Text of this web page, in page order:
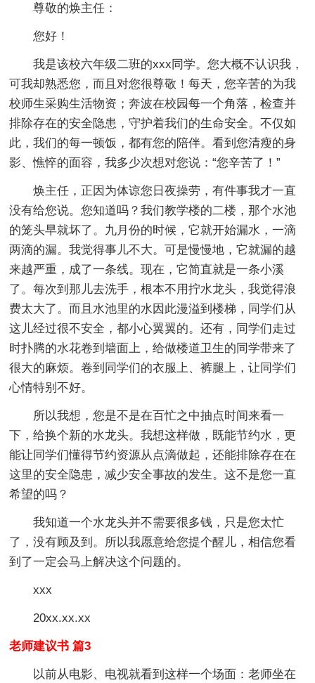
尊敬的焕主任：
您好！
我是该校六年级二班的xxx同学。您大概不认识我，
可我却熟悉您，而且对您很尊敬！每天，您辛苦的为我
校师生采购生活物资；奔波在校园每一个角落，检查并
排除存在的安全隐患，守护着我们的生命安全。不仅如
此，我们的每一顿饭，都有您的陪伴。看到您清瘦的身
影、憔悴的面容，我多少次想对您说：“您辛苦了！”
焕主任，正因为体谅您日夜操劳，有件事我才一直
没有给您说。您知道吗？我们教学楼的二楼，那个水池
的笼头早就坏了。九月份的时候，它就开始漏水，一滴
两滴的漏。我觉得事儿不大。可是慢慢地，它就漏的越
来越严重，成了一条线。现在，它简直就是一条小溪
了。每次到那儿去洗手，根本不用拧水龙头，我觉得浪
费太大了。而且水池里的水因此漫溢到楼梯，同学们从
这儿经过很不安全，都小心翼翼的。还有，同学们走过
时扑腾的水花卷到墙面上，给做楼道卫生的同学带来了
很大的麻烦。卷到同学们的衣服上、裤腿上，让同学们
心情特别不好。
所以我想，您是不是在百忙之中抽点时间来看一
下，给换个新的水龙头。我想这样做，既能节约水，更
能让同学们懂得节约资源从点滴做起，还能排除存在在
这里的安全隐患，减少安全事故的发生。这不是您一直
希望的吗？
我知道一个水龙头并不需要很多钱，只是您太忙
了，没有顾及到。所以我愿意给您提个醒儿，相信您看
到了一定会马上解决这个问题的。
xxx
20xx.xx.xx
老师建议书 篇3
以前从电影、电视就看到这样一个场面：老师坐在